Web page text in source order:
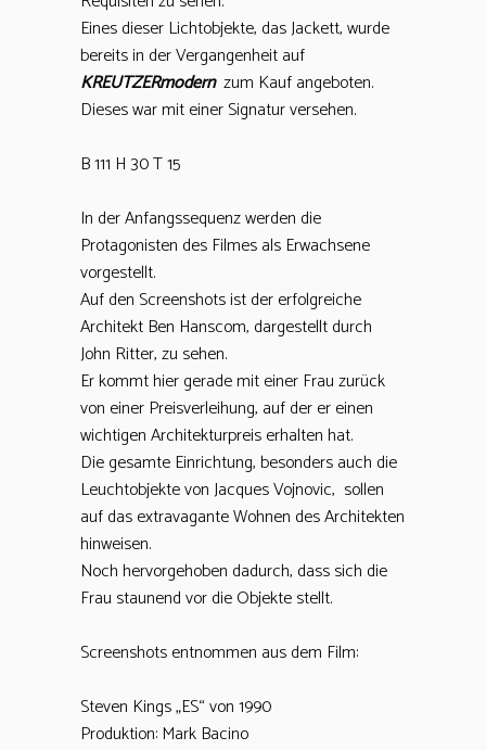
Eines dieser Lichtobjekte, das Jackett, wurde
bereits in der Vergangenheit auf
KREUTZERmodernzum Kauf angeboten.
Dieses war mit einer Signatur versehen.
B 111 H 30 T 15
In der Anfangssequenz werden die
Protagonisten des Filmes als Erwachsene
vorgestellt.
Auf den Screenshots ist der erfolgreiche
Architekt Ben Hanscom, dargestellt durch
John Ritter, zu sehen.
Er kommt hier gerade mit einer Frau zurück
von einer Preisverleihung, auf der er einen
wichtigen Architekturpreis erhalten hat.
Die gesamte Einrichtung, besonders auch die
Leuchtobjekte von Jacques Vojnovic, sollen
auf das extravagante Wohnen des Architekten
hinweisen.
Noch hervorgehoben dadurch, dass sich die
Frau staunend vor die Objekte stellt.
Screenshots entnommen aus dem Film:
Steven Kings „ES“ von 1990
Produktion: Mark Bacino